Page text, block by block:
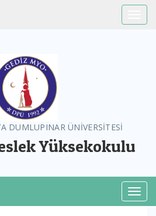
DUMLUPINAR ÜNİVERSİTESİ
Yüksekokulu